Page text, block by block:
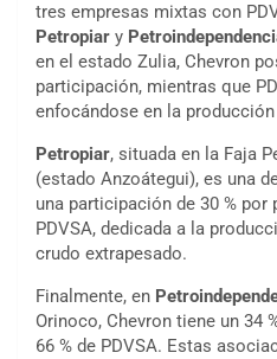
tres empresas mixtas con
Petropiar y
en el estado Zulia, Chevron
participación, mientras que
enfocándose en la
Petropiar, situada en la Faja
(estado Anzoátegui), es una
una participación de 30 % por
PDVSA, dedicada a la
crudo extrapesado.
Finalmente, en
Orinoco, Chevron tiene un 34
66 % de PDVSA. Estas